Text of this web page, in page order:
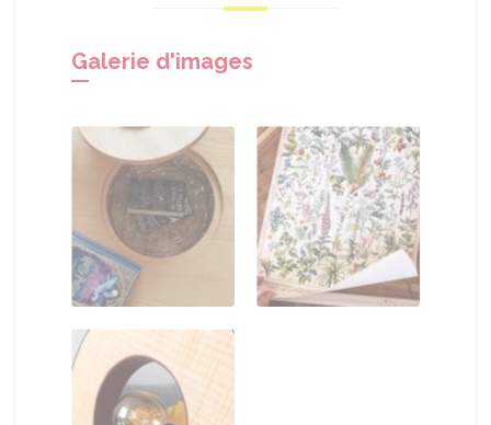
Galerie d'images